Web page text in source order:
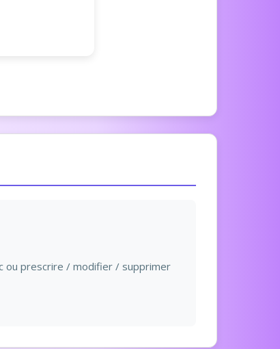
ou prescrire / modifier / supprimer